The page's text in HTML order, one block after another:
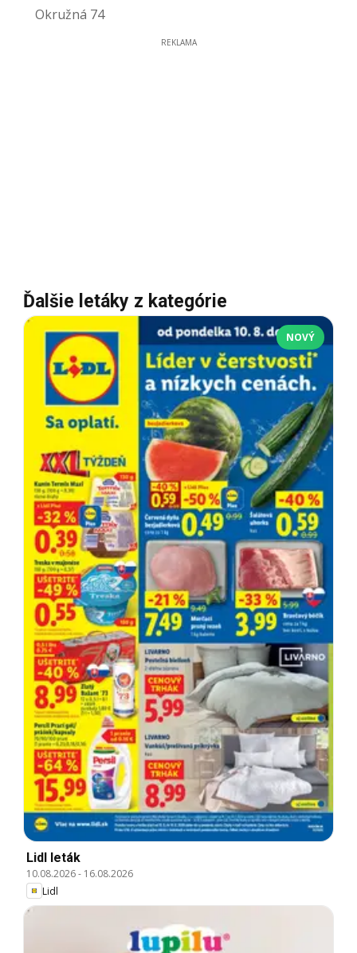
Okružná 74
REKLAMA
Ďalšie letáky z kategórie
NOVÝ
Lidl leták
10.08.2026- 16.08.2026
Lidl